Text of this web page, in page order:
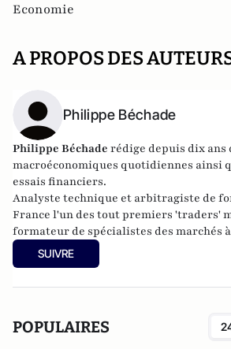
Economie
A PROPOS DES
Philippe Béchade
Philippe Béchade rédige depuis dix ans
macroéconomiques quotidiennes ainsi
essais financiers.
Analyste technique et arbitragiste de
France l'un des tout premiers 'traders'
formateur de spécialistes des marchés
aux Publications Agora, vous trouvez
analyses impertinentes des marchés
SUIVRE
POPULAIRES